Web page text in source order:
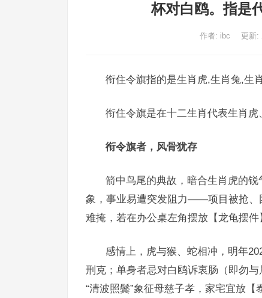
杯对白鸥。指是
作者: ibc 更新:
衔住令旗指的是生肖虎,生肖兔,生
衔住令旗是在十二生肖代表生肖虎
衔令旗者，风骨犹存
箭中鸟尾的典故，暗合生肖虎的锐
象，事业易遭突发阻力——项目被抢、
难掩，若在办公桌左角摆放【龙龟摆
感情上，虎与猴、蛇相冲，明年
刑克；单身者忌对白鸥诉衷肠（即勿
“清波照鬓”象征母慈子孝，家宅宜放【